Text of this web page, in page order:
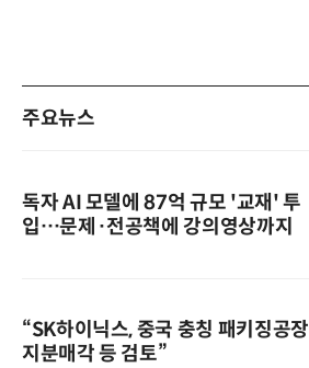
주요뉴스
독자 AI 모델에 87억 규모 '교재' 투
입…문제·전공책에 강의영상까지
“SK하이닉스, 중국 충칭 패키징공장
지분매각 등 검토”